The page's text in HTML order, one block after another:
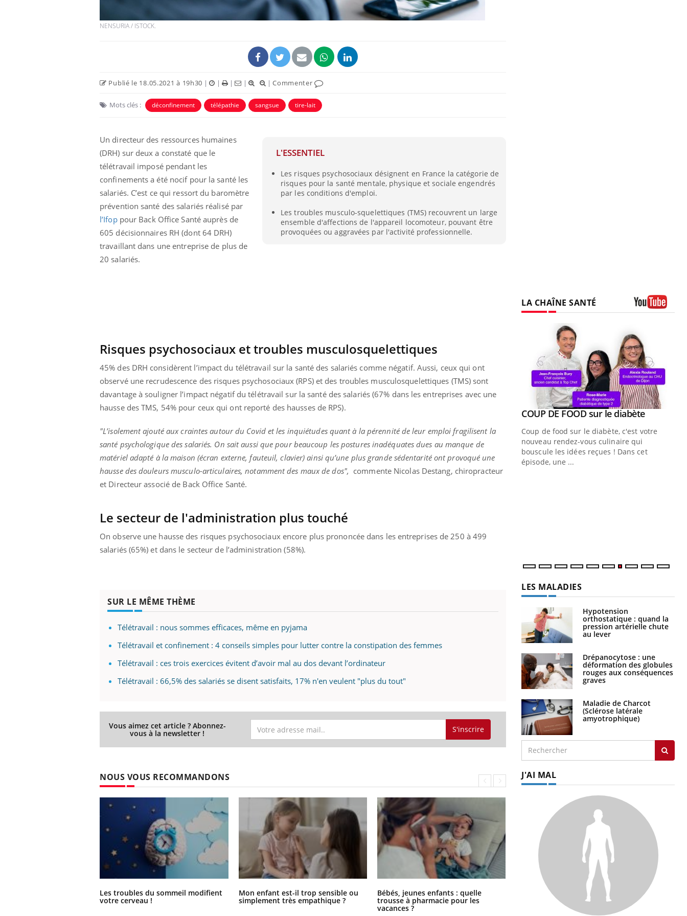
NENSURIA / ISTOCK.
Publié le 18.05.2021 à 19h30 | | | | |Commenter
Mots clés : déconfinement télépathie sangsue tire-lait
L'ESSENTIEL
Les risques psychosociaux désignent en France la catégorie de
risques pour la santé mentale, physique et sociale engendrés
par les conditions d'emploi.
Les troubles musculo-squelettiques (TMS) recouvrent un large
ensemble d'affections de l'appareil locomoteur, pouvant être
provoquées ou aggravées par l'activité professionnelle.
Un directeur des ressources humaines
(DRH) sur deux a constaté que le
télétravail imposé pendant les
confinements a été nocif pour la santé les
salariés. C’est ce qui ressort du baromètre
prévention santé des salariés réalisé par
l’Ifoppour Back Office Santé auprès de
605 décisionnaires RH (dont 64 DRH)
travaillant dans une entreprise de plus de
20 salariés.
Risques psychosociaux et troubles musculosquelettiques
45% des DRH considèrent l’impact du télétravail sur la santé des salariés comme négatif. Aussi, ceux qui ont
observé une recrudescence des risques psychosociaux (RPS) et des troubles musculosquelettiques (TMS) sont
davantage à souligner l’impact négatif du télétravail sur la santé des salariés (67% dans les entreprises avec une
hausse des TMS, 54% pour ceux qui ont reporté des hausses de RPS).
"L’isolement ajouté aux craintes autour du Covid et les inquiétudes quant à la pérennité de leur emploi fragilisent la
santé psychologique des salariés. On sait aussi que pour beaucoup les postures inadéquates dues au manque de
matériel adapté à la maison (écran externe, fauteuil, clavier) ainsi qu’une plus grande sédentarité ont provoqué une
hausse des douleurs musculo-articulaires, notamment des maux de dos", commente Nicolas Destang, chiropracteur
et Directeur associé de Back Office Santé.
Le secteur de l'administration plus touché
On observe une hausse des risques psychosociaux encore plus prononcée dans les entreprises de 250 à 499
salariés (65%) et dans le secteur de l’administration (58%).
SUR LE MÊME THÈME
Télétravail : nous sommes efficaces, même en pyjama
Télétravail et confinement : 4 conseils simples pour lutter contre la constipation des femmes
Télétravail : ces trois exercices évitent d’avoir mal au dos devant l’ordinateur
Télétravail : 66,5% des salariés se disent satisfaits, 17% n'en veulent "plus du tout"
Vous aimez cet article ? Abonnez-
vous à la newsletter ! S'inscrire
NOUS VOUS RECOMMANDONS
Les troubles du sommeil modifient
votre cerveau !
Mon enfant est-il trop sensible ou
simplement très empathique ?
Bébés, jeunes enfants : quelle
trousse à pharmacie pour les
vacances ?
Syndrome métabolique : quels sont
les meilleurs exercices physiques ?
LA CHAÎNE SANTÉ
Eczéma Chronique des Mains : se
L'été arrive… et avec lui, un tout nouveau
rythme de vie ! Vacances, plage, piscine,
soleil, activités en plein air… Nos mains
Youtube
Diabète & Ramadan 2026Youtube
Le Ramadan approche, et, pour de
nombreuses personnes atteintes de
diabète, c'est une période de questions, de
défis, mais ...
préventiveYoutube
Un établissement lié à un groupe
mutualiste innove en matière de bilan de
santé : l'utilisation d'un « jumeau
Youtube
COUP DE FOOD sur le diabèteYoutube
Coup de food sur le diabète, c'est votre
nouveau rendez-vous culinaire qui
bouscule les idées reçues ! Dans cet
épisode, une ...
LES MALADIES
Hypotension
orthostatique : quand la
pression artérielle chute
au lever
Drépanocytose : une
déformation des globules
rouges aux conséquences
graves
Maladie de Charcot
(Sclérose latérale
amyotrophique)
J'AI MAL